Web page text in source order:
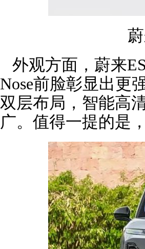
外观方面，蔚来
Nose前脸彰显出更
双层布局，智能高
广。值得一提的是